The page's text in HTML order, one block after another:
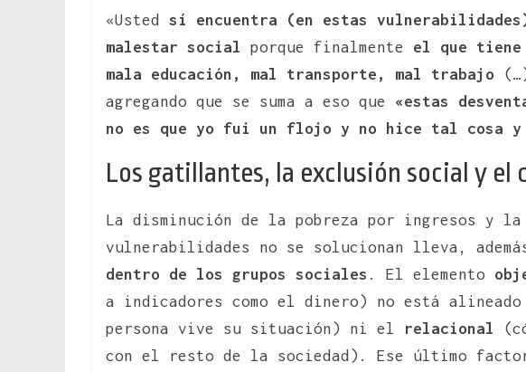
«Usted sí encuentra (en estas
malestar social porque finalmente el que tiene
mala educación, mal transporte, mal trabajo
agregando que se suma a eso que «estas
no es que yo fui un flojo y no hice tal cosa y
Los gatillantes, la exclusión social y el
La disminución de la pobreza por ingresos y la
vulnerabilidades no se solucionan lleva,
dentro de los grupos sociales . El elemento
a indicadores como el dinero) no está
persona vive su situación) ni el relacional
con el resto de la sociedad). Ese último factor